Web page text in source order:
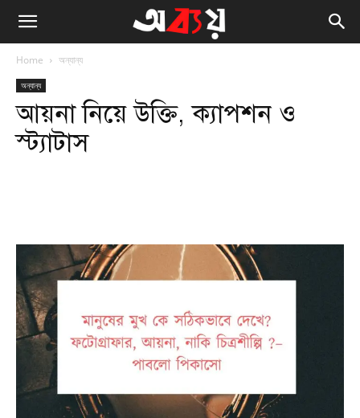
Home অন্যান্য
অন্যান্য
আয়না নিয়ে উক্তি, ক্যাপশন ও
স্ট্যাটাস